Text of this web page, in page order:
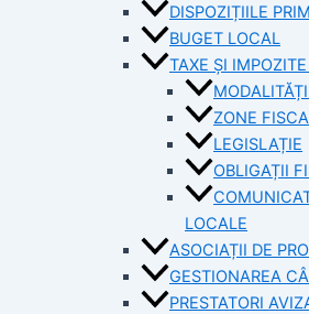
DISPOZIȚIILE
BUGET LOCAL
TAXE ȘI
ZONE
LEGISLAȚIE
OBLIGAȚII
LOCALE
ASOCIAȚII DE
GESTIONAREA
PRESTATORI